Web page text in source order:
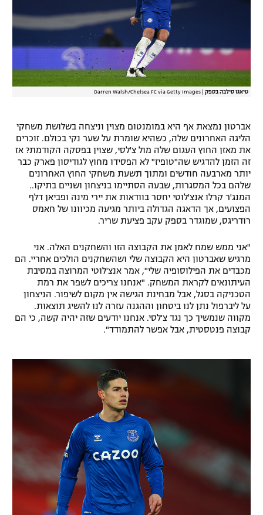
טיאגו סילבה בספק Darren Walsh/Chelsea FC via Getty Images
אברטון נמצאת אף היא במומנטום מצוין וניצחה בשלושת משחקי
הליגה האחרונים שלה, כשהיא שומרת על שער נקי בכולם. זוכרים
את מאזן החוץ העגום שלה מול צ'לסי, שצוין בפסקה הקודמת? אז
זה הזמן להדגיש שה"טופיז" לא הפסידו מחוץ לגודיסון פארק כבר
יותר מארבעה חודשים ומתוך תשעת משחקי החוץ האחרונים
שלהם בכל המסגרות, שבעה הסתיימו בניצחון ושניים בתיקו..
המנג'ר קרלו אנצ'לוטי יחסר בוודאות את יירי מינה ופביאן דלף
הפצועים, אך הדאגה הגדולה ביותר מגיעה מכיוונו של חאמס
רודריגס, שמוגדר בספק עקב פציעת שריר.
"אני ממש שמח לאמן את הקבוצה הזו והשחקנים האלה. אני
מרגיש שאברטון היא הקבוצה שלי ושהשחקנים הולכים אחריי. הם
מכבדים את הפילוסופיה שלי", אמר אנצ'לוטי המרוצה במסיבת
העיתונאים לקראת המשחק. "אנחנו צריכים לשפר את רמת
הטכניקה בסגל, אבל מבחינת הגישה אין מקום לשיפור. הניצחון
על ליברפול נתן לנו ביטחון וההגנה עזרה לנו להשיג תוצאות.
מקווה שנמשיך כך נגד צ'לסי. אנחנו יודעים שזה יהיה קשה, כי הם
קבוצה פנטסטית, אבל אפשר להתמודד".